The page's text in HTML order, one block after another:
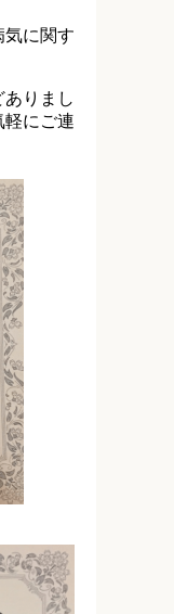
気に関す
りまし
軽にご連